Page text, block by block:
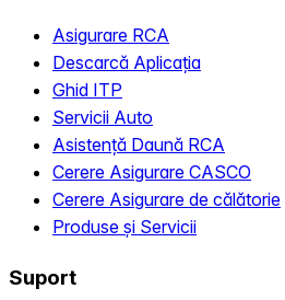
Asigurare RCA
Descarcă Aplicația
Ghid ITP
Servicii Auto
Asistență Daună RCA
Cerere Asigurare CASCO
Cerere Asigurare de călătorie
Produse și Servicii
Suport